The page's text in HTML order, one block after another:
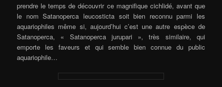
prendre le temps de découvrir ce magnifique cichlidé, avant que
le nom Satanoperca leucosticta soit bien reconnu parmi les
aquariophiles même si, aujourd’hui c’est une autre espèce de
Satanoperca, « Satanoperca jurupari », très similaire, qui
emporte les faveurs et qui semble bien connue du public
aquariophile…